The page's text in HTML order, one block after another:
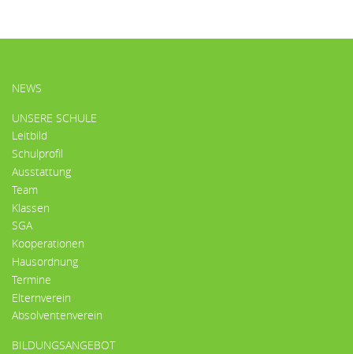
HAUPTMENÜ
NEWS
UNSERE SCHULE
Leitbild
Schulprofil
Ausstattung
Team
Klassen
SGA
Kooperationen
Hausordnung
Termine
Elternverein
Absolventenverein
BILDUNGSANGEBOT